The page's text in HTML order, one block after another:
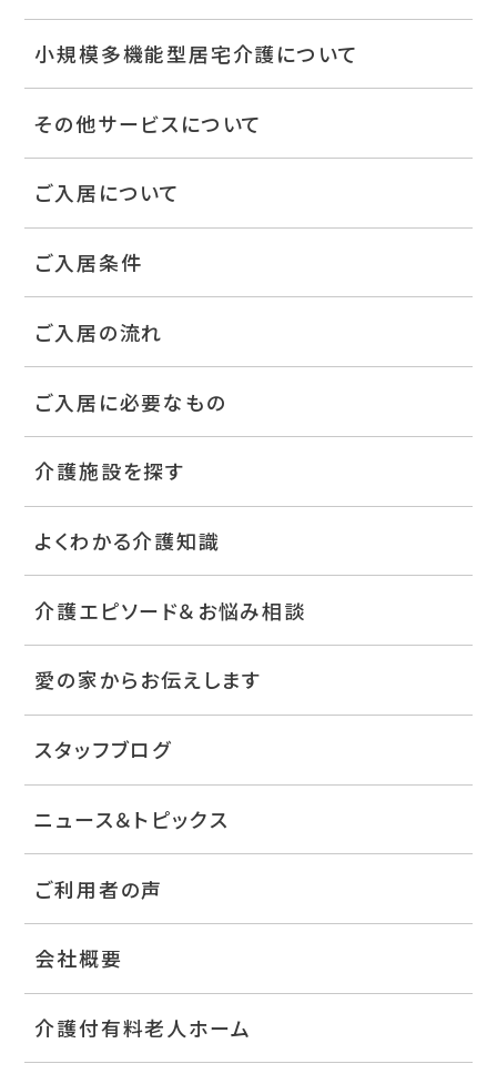
小規模多機能型居宅介護について
その他サービスについて
ご入居について
ご入居条件
ご入居の流れ
ご入居に必要なもの
介護施設を探す
よくわかる介護知識
介護エピソード＆お悩み相談
愛の家からお伝えします
スタッフブログ
ニュース＆トピックス
ご利用者の声
会社概要
介護付有料老人ホーム